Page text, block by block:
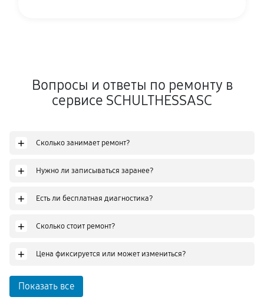
Вопросы и ответы по ремонту в
сервисе SCHULTHESSASC
+ Сколько занимает ремонт?
+ Нужно ли записываться заранее?
+ Есть ли бесплатная диагностика?
+ Сколько стоит ремонт?
+ Цена фиксируется или может измениться?
Показать все